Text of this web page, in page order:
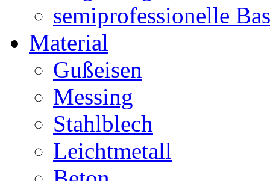
semiprofessionelle
Material
Gußeisen
Messing
Stahlblech
Leichtmetall